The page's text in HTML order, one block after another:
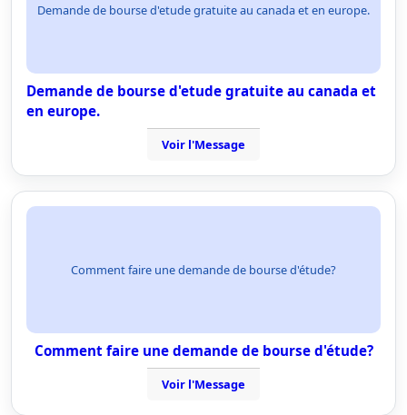
Demande de bourse d'etude gratuite au canada et en europe.
Demande de bourse d'etude gratuite au canada et
en europe.
Voir l'Message
Comment faire une demande de bourse d'étude?
Comment faire une demande de bourse d'étude?
Voir l'Message